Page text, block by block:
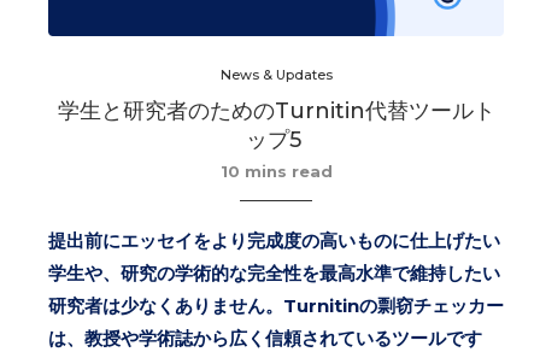
News & Updates
学生と研究者のためのTurnitin代替ツールト
ップ5
10 mins read
提出前にエッセイをより完成度の高いものに仕上げたい
学生や、研究の学術的な完全性を最高水準で維持したい
研究者は少なくありません。Turnitinの剽窃チェッカー
は、教授や学術誌から広く信頼されているツールです